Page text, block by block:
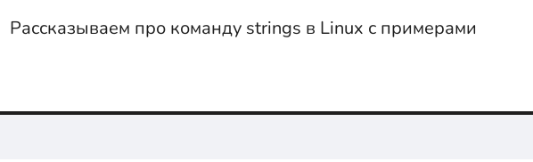
Рассказываем про команду strings в Linux с примерами